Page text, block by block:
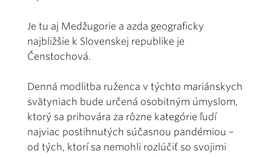
Je tu aj Medžugorie a azda geograficky
najbližšie k Slovenskej republike je
Čenstochová.
Denná modlitba ruženca v týchto mariánskych
svätyniach bude určená osobitným úmyslom,
ktorý sa prihovára za rôzne kategórie ľudí
najviac postihnutých súčasnou pandémiou –
od tých, ktorí sa nemohli rozlúčiť so svojimi